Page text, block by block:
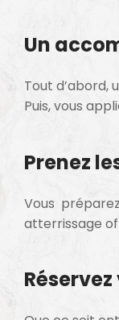
Un
Tout d’abord,
Puis, vous
Prenez
Vous
atterrissage